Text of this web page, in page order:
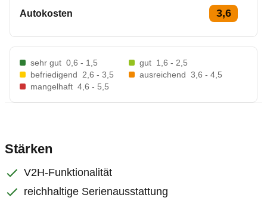
Autokosten 3,6
sehr gut 0,6 - 1,5 gut 1,6 - 2,5
befriedigend
2,6 - 3,5 ausreichend 3,6 - 4,5
mangelhaft 4,6 - 5,5
Stärken
V2H-Funktionalität
reichhaltige Serienausstattung